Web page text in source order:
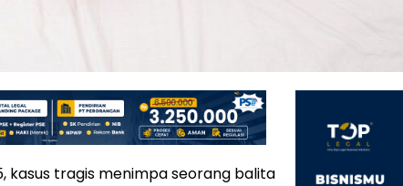
kasus tragis menimpa seorang balita